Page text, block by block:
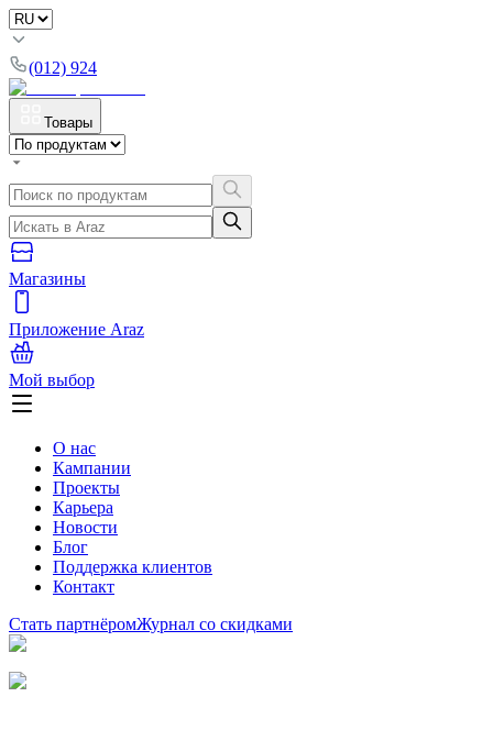
(012) 924
Товары
Магазины
Приложение Araz
Мой выбор
О нас
Кампании
Проекты
Карьера
Новости
Блог
Поддержка клиентов
Контакт
Стать партнёромЖурнал со скидками